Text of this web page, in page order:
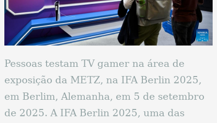
Pessoas testam TV gamer na área de
exposição da METZ, na IFA Berlin 2025,
em Berlim, Alemanha, em 5 de setembro
de 2025. A IFA Berlin 2025, uma das